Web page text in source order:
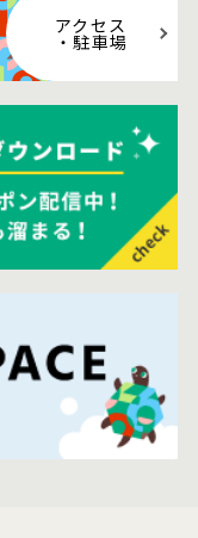
アクセス
・駐車場